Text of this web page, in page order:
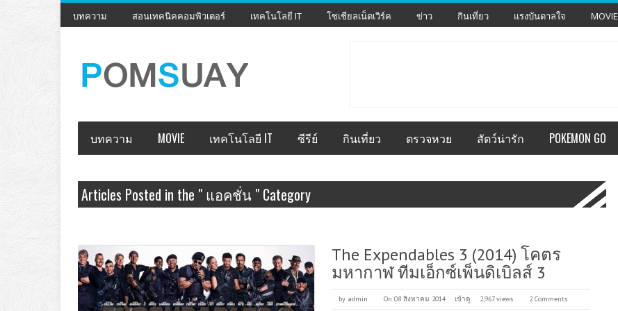
บทความ สอนเทคนิคคอมพิวเตอร์ เทคโนโลยี IT โซเชียลเน็ตเวิร์ค ข่าว กินเที่ยว แรงบันดาลใจ MOVIE
บทความ MOVIE เทคโนโลยี IT ซีรีย์ กินเที่ยว ตรวจหวย สัตว์น่ารัก POKEMON GO
Articles Posted in the " แอคชั่น " Category
The Expendables 3 (2014) โคตร
มหากาฬ ทีมเอ็กซ์เพ็นดิเบิลส์ 3
by admin On 08 สิงหาคม 2014 เข้าดู 2,967 views 2 Comments